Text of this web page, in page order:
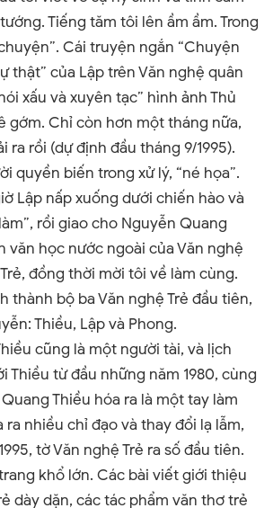
Tiếng tăm tôi lên ầm ầm. Trong
Cái truyện ngắn “Chuyện
thật” của Lập trên Văn nghệ quân
xấu và xuyên tạc” hình ảnh Thủ
gớm. Chỉ còn hơn một tháng nữa,
ra rồi (dự định đầu tháng 9/1995).
quyền biến trong xử lý, “né họa”.
Lập nấp xuống dưới chiến hào và
rồi giao cho Nguyễn Quang
văn học nước ngoài của Văn nghệ
đồng thời mời tôi về làm cùng.
thành bộ ba Văn nghệ Trẻ đầu tiên,
Thiều, Lập và Phong.
cũng là một người tài, và lịch
Thiều từ đầu những năm 1980, cùng
Thiều hóa ra là một tay làm
ra nhiều chỉ đạo và thay đổi lạ lẫm,
tờ Văn nghệ Trẻ ra số đầu tiên.
khổ lớn. Các bài viết giới thiệu
dày dặn, các tác phẩm văn thơ trẻ